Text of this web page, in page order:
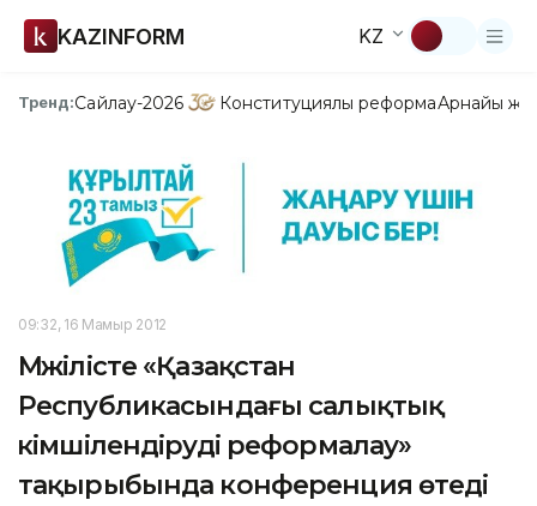
KAZINFORM KZ
Тренд:Сайлау-2026 Конституциялық реформаАрнайы
09:32, 16 Мамыр 2012
Мәжілісте «Қазақстан
Республикасындағы салықтық
әкімшілендіруді реформалау»
тақырыбында конференция өтеді